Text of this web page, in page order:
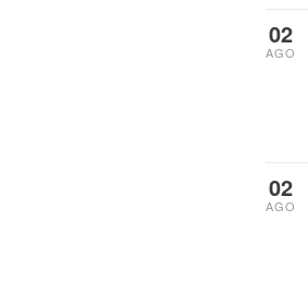
02
AGO
02
AGO